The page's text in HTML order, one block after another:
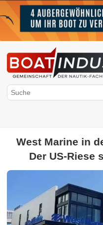
Gerätehersteller hardware-
Wintermaschine -
Segelmacherei Bootsmotoren
Reinigungsprodukte
West Marine in
Der US-Riese